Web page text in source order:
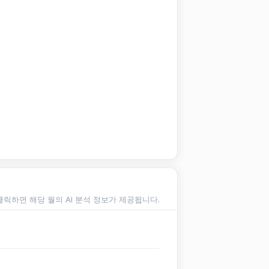
하면 해당 월의 AI 분석 정보가 제공됩니다.